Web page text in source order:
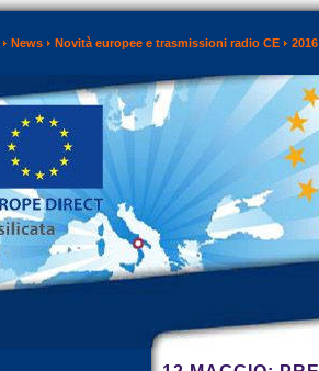
News Novità europee e trasmissioni radio CE 2016